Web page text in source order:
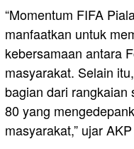
“Momentum FIFA
manfaatkan untuk
kebersamaan antara
masyarakat. Selain
bagian dari
80 yang
masyarakat,” ujar